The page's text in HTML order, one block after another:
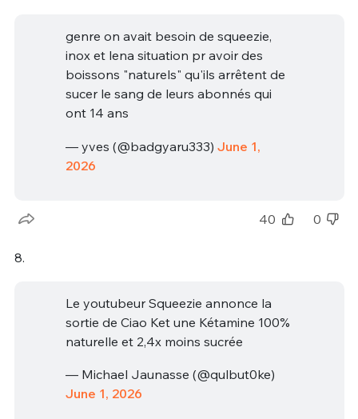
genre on avait besoin de squeezie,
inox et lena situation pr avoir des
boissons "naturels" qu'ils arrêtent de
sucer le sang de leurs abonnés qui
ont 14 ans
— yves (@badgyaru333) June 1,
2026
40 0
8.
Le youtubeur Squeezie annonce la
sortie de Ciao Ket une Kétamine 100%
naturelle et 2,4x moins sucrée
— Michael Jaunasse (@qulbut0ke)
June 1, 2026